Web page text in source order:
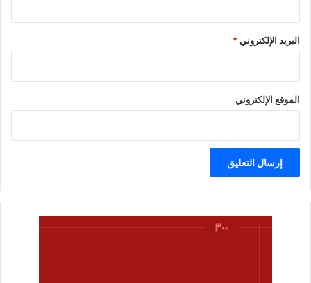
البريد الإلكتروني*
الموقع الإلكتروني